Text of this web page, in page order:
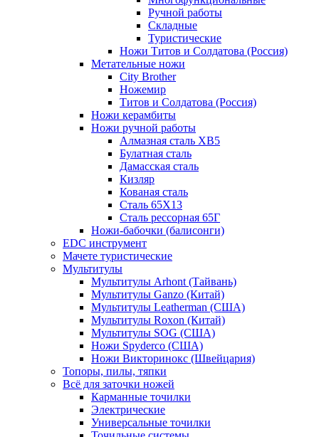
Ручной работы
Складные
Туристические
Ножи Титов и Солдатова (Россия)
Метательные ножи
City Brother
Ножемир
Титов и Солдатова (Россия)
Ножи керамбиты
Ножи ручной работы
Алмазная сталь ХВ5
Булатная сталь
Дамасская сталь
Кизляр
Кованая сталь
Сталь 65Х13
Сталь рессорная 65Г
Ножи-бабочки (балисонги)
EDC инструмент
Мачете туристические
Мультитулы
Мультитулы Arhont (Тайвань)
Мультитулы Ganzo (Китай)
Мультитулы Leatherman (США)
Мультитулы Roxon (Китай)
Мультитулы SOG (США)
Ножи Spyderco (США)
Ножи Викторинокс (Швейцария)
Топоры, пилы, тяпки
Всё для заточки ножей
Карманные точилки
Электрические
Универсальные точилки